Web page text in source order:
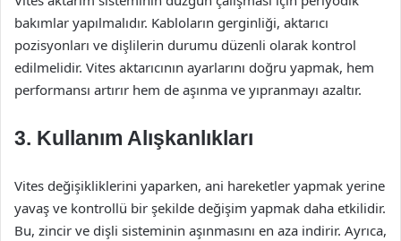
bakımlar yapılmalıdır. Kabloların gerginliği, aktarıcı
pozisyonları ve dişlilerin durumu düzenli olarak kontrol
edilmelidir. Vites aktarıcının ayarlarını doğru yapmak, hem
performansı artırır hem de aşınma ve yıpranmayı azaltır.
3. Kullanım Alışkanlıkları
Vites değişikliklerini yaparken, ani hareketler yapmak yerine
yavaş ve kontrollü bir şekilde değişim yapmak daha etkilidir.
Bu, zincir ve dişli sisteminin aşınmasını en aza indirir. Ayrıca,